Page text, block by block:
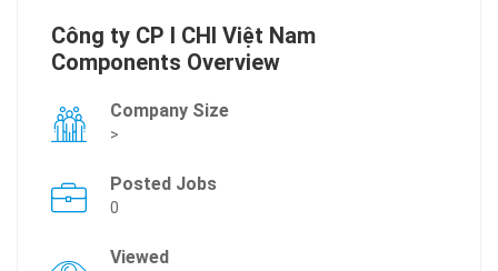
Công ty CP I CHI Việt Nam
Components Overview
Company Size
>
Posted Jobs
0
Viewed